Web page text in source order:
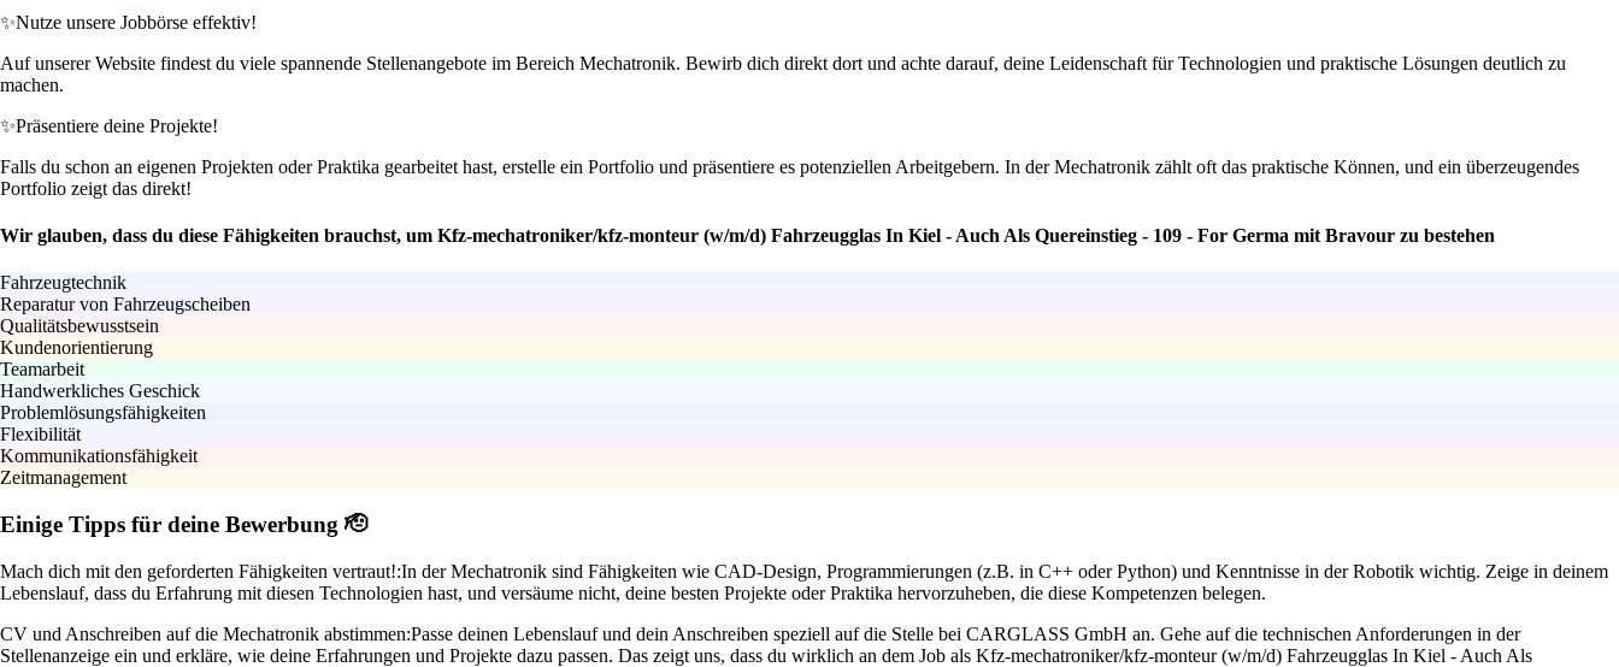
✨Nutze unsere Jobbörse effektiv!
Auf unserer Website findest du viele spannende Stellenangebote im Bereich Mechatronik. Bewirb dich direkt dort und achte darauf, deine Leidenschaft für Technologien und praktische Lösungen deutlich zu
machen.
✨Präsentiere deine Projekte!
Falls du schon an eigenen Projekten oder Praktika gearbeitet hast, erstelle ein Portfolio und präsentiere es potenziellen Arbeitgebern. In der Mechatronik zählt oft das praktische Können, und ein überzeugendes
Portfolio zeigt das direkt!
Wir glauben, dass du diese Fähigkeiten brauchst, um Kfz-mechatroniker/kfz-monteur (w/m/d) Fahrzeugglas In Kiel - Auch Als Quereinstieg - 109 - For Germa mit Bravour zu bestehen
Fahrzeugtechnik
Reparatur von Fahrzeugscheiben
Qualitätsbewusstsein
Kundenorientierung
Teamarbeit
Handwerkliches Geschick
Problemlösungsfähigkeiten
Flexibilität
Kommunikationsfähigkeit
Zeitmanagement
Einige Tipps für deine Bewerbung 🫡
Mach dich mit den geforderten Fähigkeiten vertraut!:In der Mechatronik sind Fähigkeiten wie CAD-Design, Programmierungen (z.B. in C++ oder Python) und Kenntnisse in der Robotik wichtig. Zeige in deinem
Lebenslauf, dass du Erfahrung mit diesen Technologien hast, und versäume nicht, deine besten Projekte oder Praktika hervorzuheben, die diese Kompetenzen belegen.
CV und Anschreiben auf die Mechatronik abstimmen:Passe deinen Lebenslauf und dein Anschreiben speziell auf die Stelle bei CARGLASS GmbH an. Gehe auf die technischen Anforderungen in der
Stellenanzeige ein und erkläre, wie deine Erfahrungen und Projekte dazu passen. Das zeigt uns, dass du wirklich an dem Job als Kfz-mechatroniker/kfz-monteur (w/m/d) Fahrzeugglas In Kiel - Auch Als